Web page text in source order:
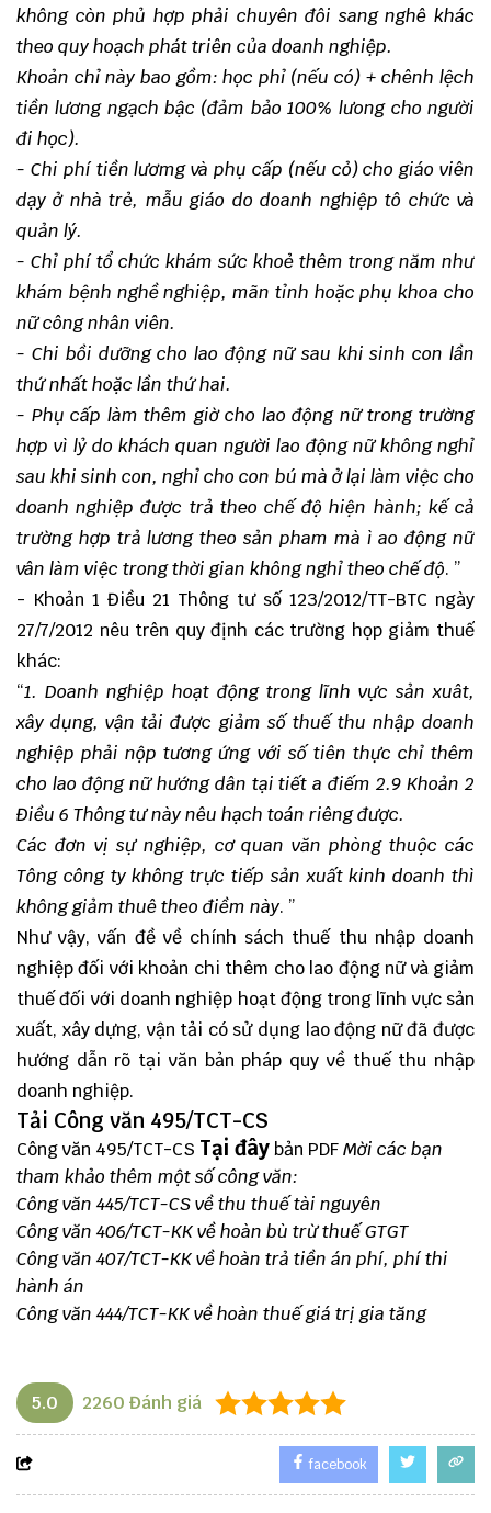
không còn phủ hợp phải chuyên đôi sang nghê khác
theo quy hoạch phát triên của doanh nghiệp.
Khoản chỉ này bao gồm: học phỉ (nếu có) + chênh lệch
tiền lương ngạch bậc (đảm bảo 100% lưong cho người
đi học).
- Chi phí tiền lươmg và phụ cấp (nếu cỏ) cho giáo viên
dạy ở nhà trẻ, mẫu giáo do doanh nghiệp tô chức và
quản lý.
- Chỉ phí tổ chức khám sức khoẻ thêm trong năm như
khám bệnh nghề nghiệp, mãn tỉnh hoặc phụ khoa cho
nữ công nhân viên.
- Chi bồi dưỡng cho lao động nữ sau khi sinh con lần
thứ nhất hoặc lần thứ hai.
- Phụ cấp làm thêm giờ cho lao động nữ trong trường
hợp vì lỷ do khách quan người lao động nữ không nghỉ
sau khi sinh con, nghỉ cho con bú mà ở lại làm việc cho
doanh nghiệp được trả theo chế độ hiện hành; kế cả
trường hợp trả lương theo sản pham mà ì ao động nữ
vân làm việc trong thời gian không nghỉ theo chế độ. ”
- Khoản 1 Điều 21 Thông tư số 123/2012/TT-BTC ngày
27/7/2012 nêu trên quy định các trường họp giảm thuế
khác:
“1. Doanh nghiệp hoạt động trong lĩnh vực sản xuât,
xây dụng, vận tải được giảm số thuế thu nhập doanh
nghiệp phải nộp tương ứng với số tiên thực chỉ thêm
cho lao động nữ hướng dân tại tiết a điếm 2.9 Khoản 2
Điều 6 Thông tư này nêu hạch toán riêng được.
Các đơn vị sự nghiệp, cơ quan văn phòng thuộc các
Tông công ty không trực tiếp sản xuất kinh doanh thì
không giảm thuê theo điềm này. ”
Như vậy, vấn đề về chính sách thuế thu nhập doanh
nghiệp đối với khoản chi thêm cho lao động nữ và giảm
thuế đối với doanh nghiệp hoạt động trong lĩnh vực sản
xuất, xây dựng, vận tải có sử dụng lao động nữ đã được
hướng dẫn rõ tại văn bản pháp quy về thuế thu nhập
doanh nghiệp.
Tải Công văn 495/TCT-CS
Công văn 495/TCT-CS Tại đâybản PDFMời các bạn
tham khảo thêm một số công văn:
Công văn 445/TCT-CS về thu thuế tài nguyên
Công văn 406/TCT-KK về hoàn bù trừ thuế GTGT
Công văn 407/TCT-KK về hoàn trả tiền án phí, phí thi
hành án
Công văn 444/TCT-KK về hoàn thuế giá trị gia tăng
5.0 2260 Đánh giá
facebook